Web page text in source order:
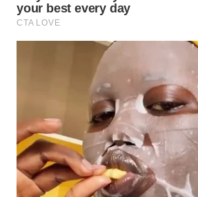
WAHANA
ADVOKAT
INFRASTRUKTUR
WAHANA
KONSUMEN
WAHANA